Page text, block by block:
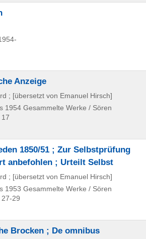
Anzeige
; [übersetzt von Emanuel Hirsch]
1954 Gesammelte Werke / Sören
1850/51 ; Zur Selbstprüfung
anbefohlen ; Urteilt Selbst
; [übersetzt von Emanuel Hirsch]
1953 Gesammelte Werke / Sören
27-29
Brocken ; De omnibus